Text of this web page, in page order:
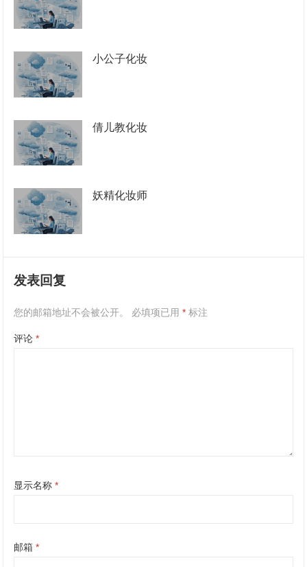
小公子化妆
倩儿教化妆
妖精化妆师
发表回复
您的邮箱地址不会被公开。 必填项已用* 标注
评论*
显示名称*
邮箱*